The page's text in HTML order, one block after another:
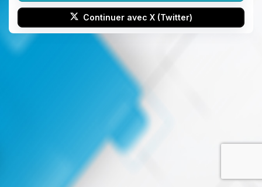
Continuer avec X (Twitter)